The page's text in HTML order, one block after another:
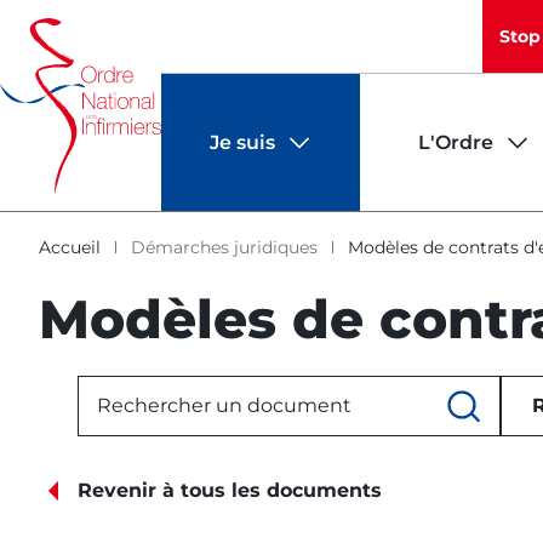
contenu
principal
principale
Je suis
Infirmier
Patient
Etablissement employeur
L'Ordre
Contacter mon
L'institution
La démographie
Certificats
d'Ariane
Accueil Démarches juridiques Modèles de contrats
Modèles de
Revenir à tous les documents
de
page
Panneau de gestion des cookies